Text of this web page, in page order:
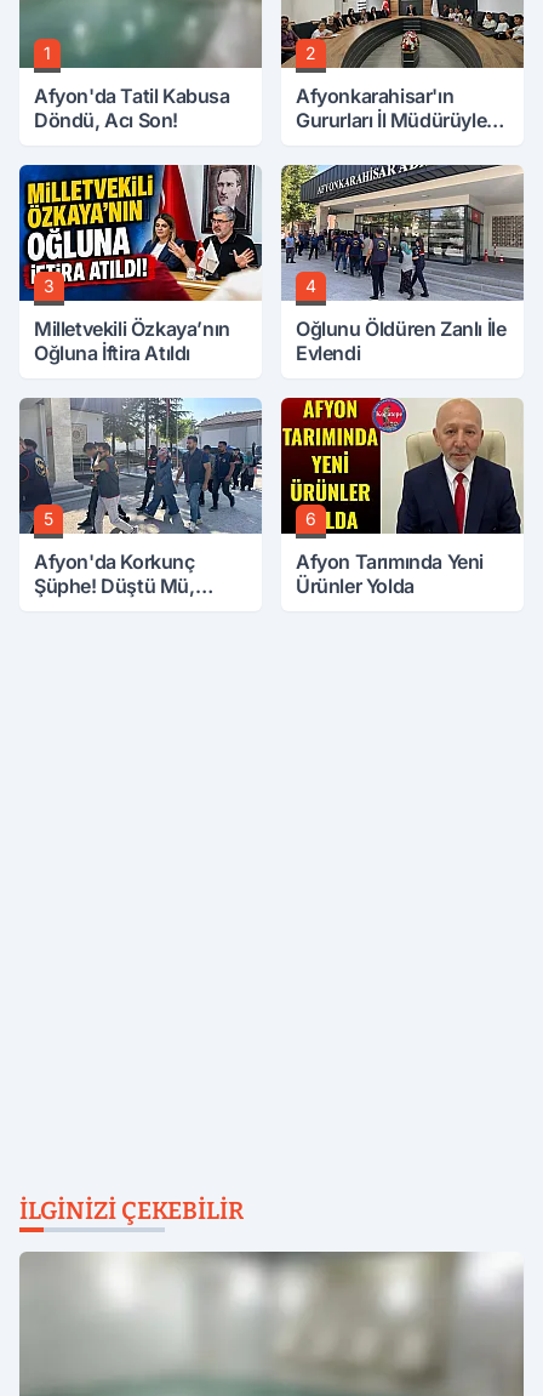
1
Afyon'da Tatil Kabusa
Döndü, Acı Son!
2
Afyonkarahisar'ın
Gururları İl Müdürüyle
3
Milletvekili Özkaya’nın
Oğluna İftira Atıldı
4
Oğlunu Öldüren Zanlı İle
Evlendi
5
Afyon'da Korkunç
Şüphe! Düştü Mü,
6
Afyon Tarımında Yeni
Ürünler Yolda
İLGINIZI ÇEKEBILIR